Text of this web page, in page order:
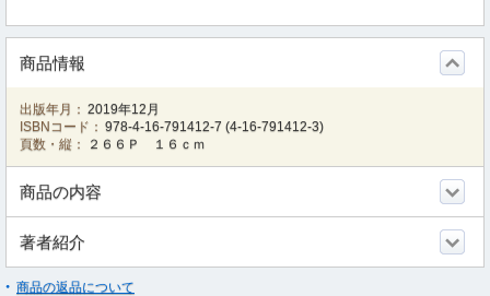
商品情報
出版年月： 2019年12月
ISBNコード： 978-4-16-791412-7 (4-16-791412-3)
頁数・縦：
２６６Ｐ １６ｃｍ
商品の内容
著者紹介
商品の返品について